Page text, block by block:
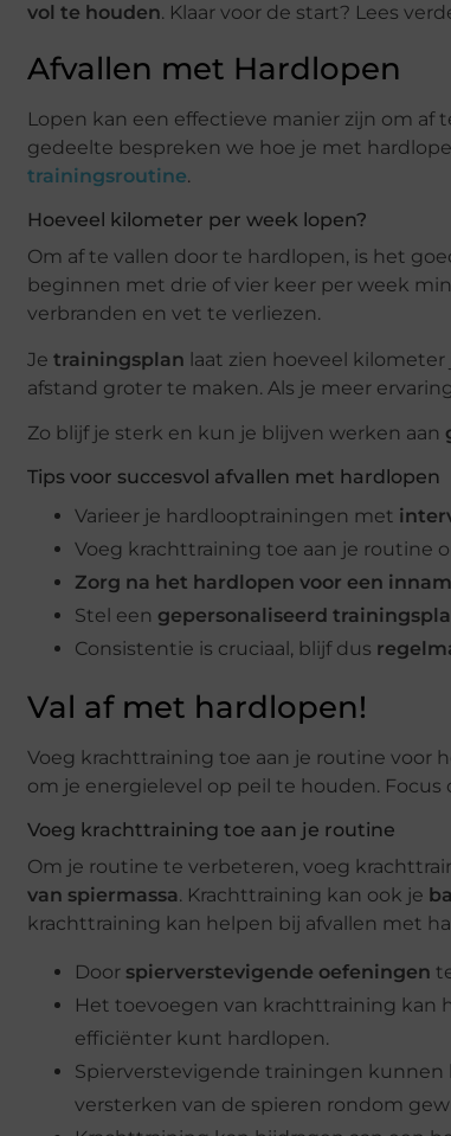
vol te houden. Klaar voor de start? Lees
Afvallen met Hardlopen
Lopen kan een effectieve manier zijn om
gedeelte bespreken we hoe je met
trainingsroutine.
Hoeveel kilometer per week lopen?
Om af te vallen door te hardlopen, is het
beginnen met drie of vier keer per week
verbranden en vet te verliezen.
Je trainingsplan laat zien hoeveel
afstand groter te maken. Als je meer
Zo blijf je sterk en kun je blijven werken aan
Tips voor succesvol afvallen met hardlopen
Varieer je hardlooptrainingen met
Voeg krachttraining toe aan je routine
Zorg na het hardlopen voor een
Stel een gepersonaliseerd
Consistentie is cruciaal, blijf dus
Val af met hardlopen!
Voeg krachttraining toe aan je routine voor
om je energielevel op peil te houden.
Voeg krachttraining toe aan je routine
Om je routine te verbeteren, voeg
van spiermassa. Krachttraining kan ook je
krachttraining kan helpen bij afvallen met
Door spierverstevigende oefeningen
Het toevoegen van krachttraining kan
efficiënter kunt hardlopen.
Spierverstevigende trainingen kunnen
versterken van de spieren rondom